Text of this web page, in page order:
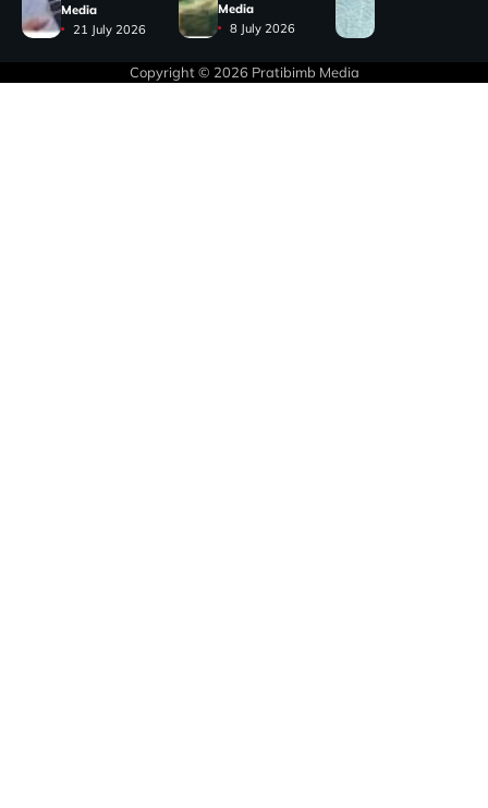
Media
21 July 2026
Media
8 July 2026
Copyright © 2026 Pratibimb Media